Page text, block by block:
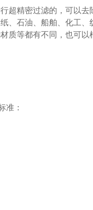
超精密过滤的，可以
石油、船舶、化工、
质等都有不同，也可以
准：